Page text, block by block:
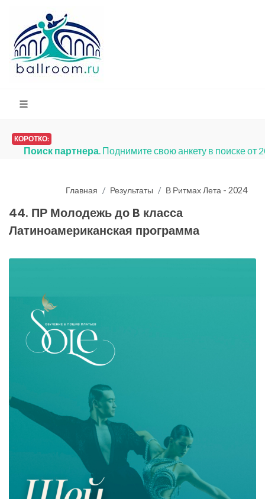
КОРОТКО:
Платья на продажу. Мы запустили
Главная Результаты В Ритмах Лета - 2024
44. ПР Молодежь до B класса
Латиноамериканская программа